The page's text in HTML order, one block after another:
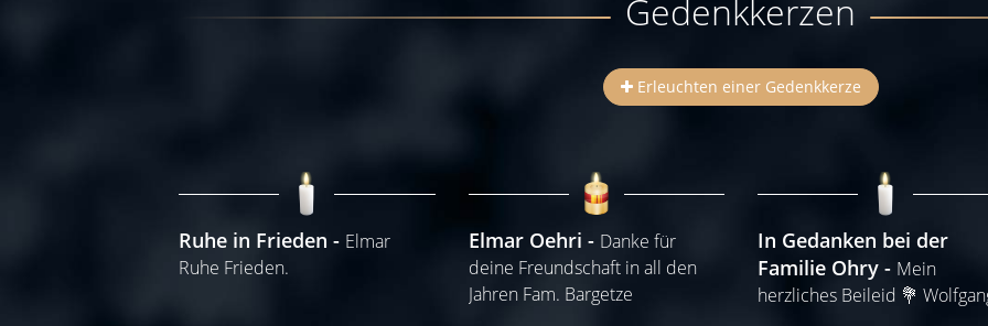
Gedenkkerzen
Erleuchten einer Gedenkkerze
Ruhe in Frieden
Elmar
Ruhe Frieden.
Elmar Oehri
Danke für
deine Freundschaft in all den
Jahren Fam. Bargetze
In Gedanken bei der
Familie Ohry
Mein
herzliches Beileid 💐